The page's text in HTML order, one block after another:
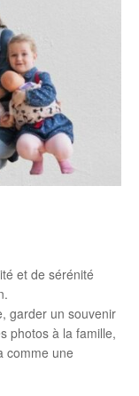
et de sérénité
garder un souvenir
photos à la famille,
comme une